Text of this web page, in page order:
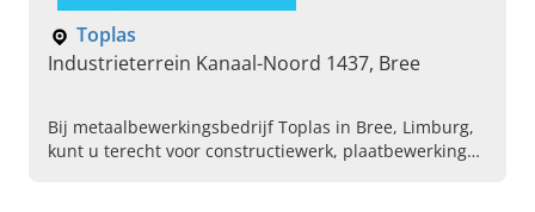
Toplas
Industrieterrein Kanaal-Noord 1437, Bree
Bij metaalbewerkingsbedrijf Toplas in Bree, Limburg,
kunt u terecht voor constructiewerk, plaatbewerking